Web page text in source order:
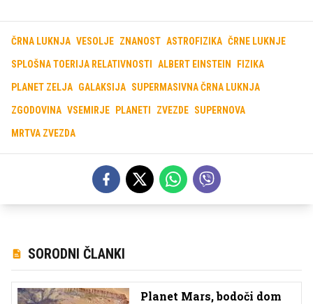
ČRNA LUKNJA VESOLJE ZNANOST ASTROFIZIKA ČRNE LUKNJE
SPLOŠNA TOERIJA RELATIVNOSTI ALBERT EINSTEIN FIZIKA
PLANET ZELJA GALAKSIJA SUPERMASIVNA ČRNA LUKNJA
ZGODOVINA VSEMIRJE PLANETI ZVEZDE SUPERNOVA
MRTVA ZVEZDA
SORODNI ČLANKI
Planet Mars, bodoči dom